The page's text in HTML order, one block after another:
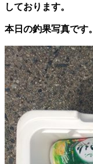
しております。
本日の釣果写真です。